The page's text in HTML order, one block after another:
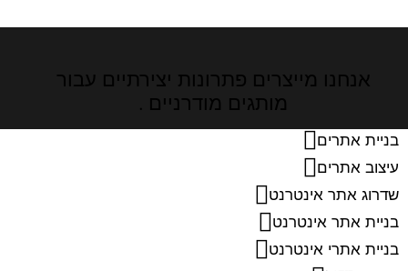
אנחנו מייצרים פתרונות יצירתיים עבור
מותגים מודרניים .
בניית אתרים
עיצוב אתרים
שדרוג אתר אינטרנט
בניית אתר אינטרנט
בניית אתרי אינטרנט